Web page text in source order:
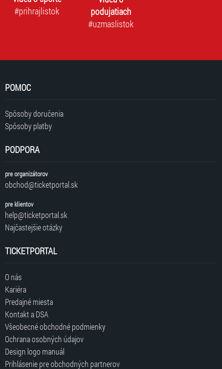
#prihrajlistok
podujatiach
#uzmaslistok
POMOC
Spôsoby doručenia
Spôsoby platby
PODPORA
pre organizátorov
obchod@ticketportal.sk
pre klientov
help@ticketportal.sk
Najčastejšie otázky
TICKETPORTAL
O nás
Kariéra
Predajné miesta
Kontakt a DSA
Všeobecné obchodné podmienky
Ochrana osobných údajov
Design logo manuál
Prihlásenie pre obchodných partnerov